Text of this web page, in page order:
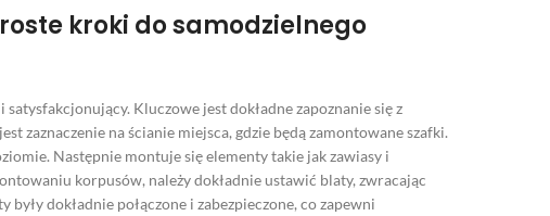
kroki do samodzielnego
satysfakcjonujący. Kluczowe jest dokładne zapoznanie się z
zaznaczenie na ścianie miejsca, gdzie będą zamontowane szafki.
Następnie montuje się elementy takie jak zawiasy i
korpusów, należy dokładnie ustawić blaty, zwracając
dokładnie połączone i zabezpieczone, co zapewni